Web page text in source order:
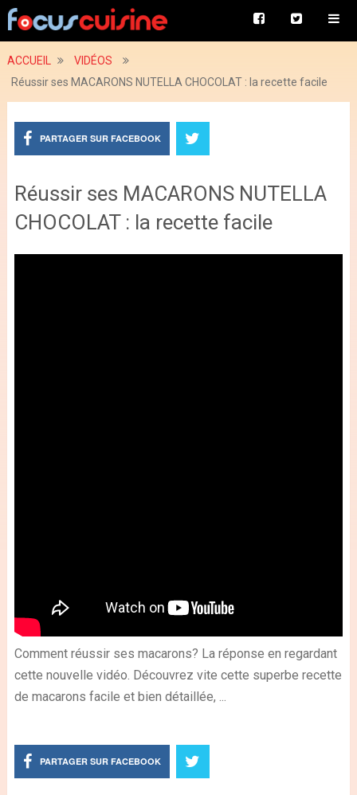
ACCUEIL
VIDÉOS
Réussir ses MACARONS NUTELLA CHOCOLAT : la recette facile
PARTAGER SUR FACEBOOK
Réussir ses MACARONS NUTELLA
CHOCOLAT : la recette facile
Comment réussir ses macarons? La réponse en regardant
cette nouvelle vidéo. Découvrez vite cette superbe recette
de macarons facile et bien détaillée, ...
PARTAGER SUR FACEBOOK